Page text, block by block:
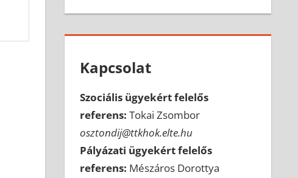
Kapcsolat
Szociális ügyekért felelős
referens: Tokai Zsombor
osztondij@ttkhok.elte.hu
Pályázati ügyekért felelős
referens: Mészáros Dorottya